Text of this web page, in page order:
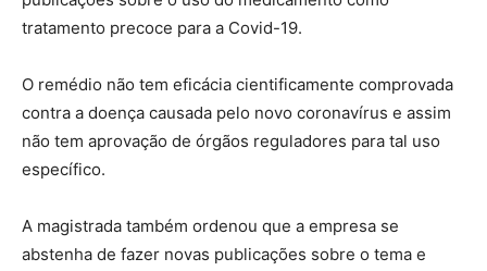
tratamento precoce para a Covid-19.
O remédio não tem eficácia cientificamente comprovada
contra a doença causada pelo novo coronavírus e assim
não tem aprovação de órgãos reguladores para tal uso
específico.
A magistrada também ordenou que a empresa se
abstenha de fazer novas publicações sobre o tema e